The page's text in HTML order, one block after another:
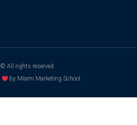
© All rights reserved
by Miami Marketing School